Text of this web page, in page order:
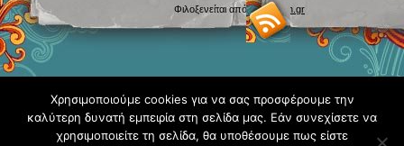
Φιλοξενείται απόBlogs.sch.gr
Χρησιμοποιούμε cookies για να σας προσφέρουμε την
καλύτερη δυνατή εμπειρία στη σελίδα μας. Εάν συνεχίσετε να
χρησιμοποιείτε τη σελίδα, θα υποθέσουμε πως είστε